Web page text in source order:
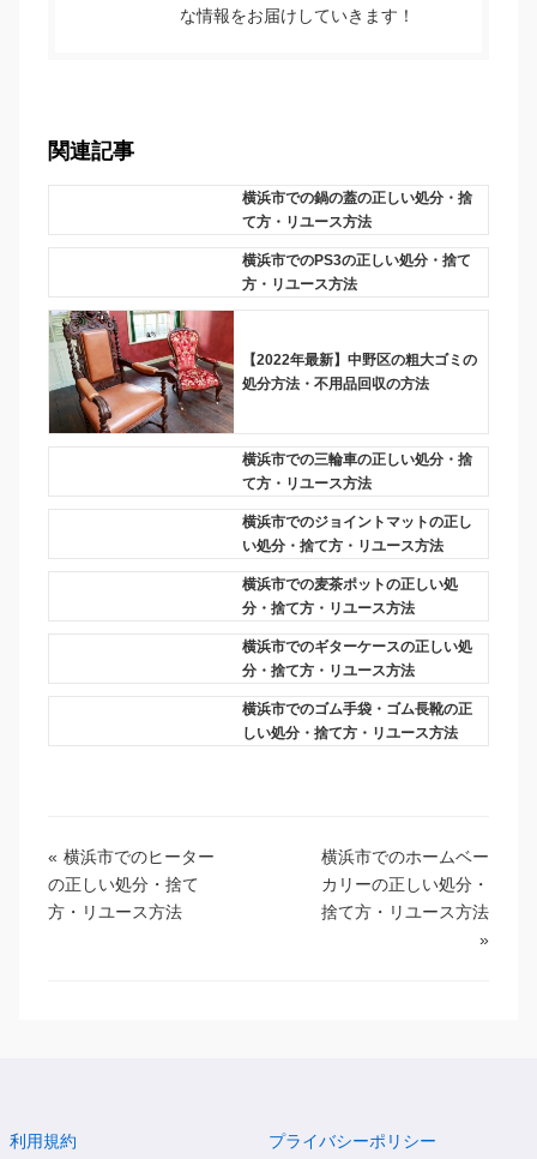
な情報をお届けしていきます！
関連記事
横浜市での鍋の蓋の正しい処分・捨
て方・リユース方法
横浜市でのPS3の正しい処分・捨て
方・リユース方法
【2022年最新】中野区の粗大ゴミの
処分方法・不用品回収の方法
横浜市での三輪車の正しい処分・捨
て方・リユース方法
横浜市でのジョイントマットの正し
い処分・捨て方・リユース方法
横浜市での麦茶ポットの正しい処
分・捨て方・リユース方法
横浜市でのギターケースの正しい処
分・捨て方・リユース方法
横浜市でのゴム手袋・ゴム長靴の正
しい処分・捨て方・リユース方法
« 横浜市でのヒーター
の正しい処分・捨て
方・リユース方法
横浜市でのホームベー
カリーの正しい処分・
捨て方・リユース方法
»
利用規約 プライバシーポリシー